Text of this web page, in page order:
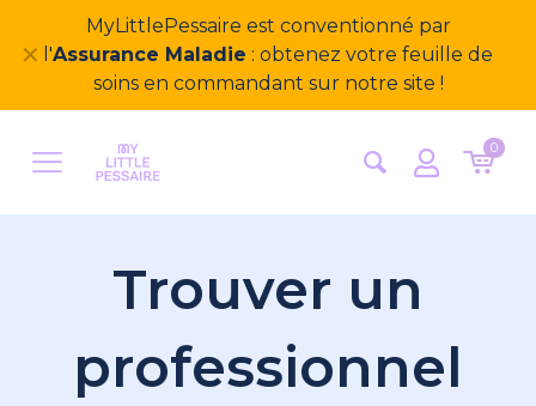
MyLittlePessaire est conventionné par
l'Assurance Maladie : obtenez votre feuille de
soins en commandant sur notre site !
✕
0
Trouver un
professionnel